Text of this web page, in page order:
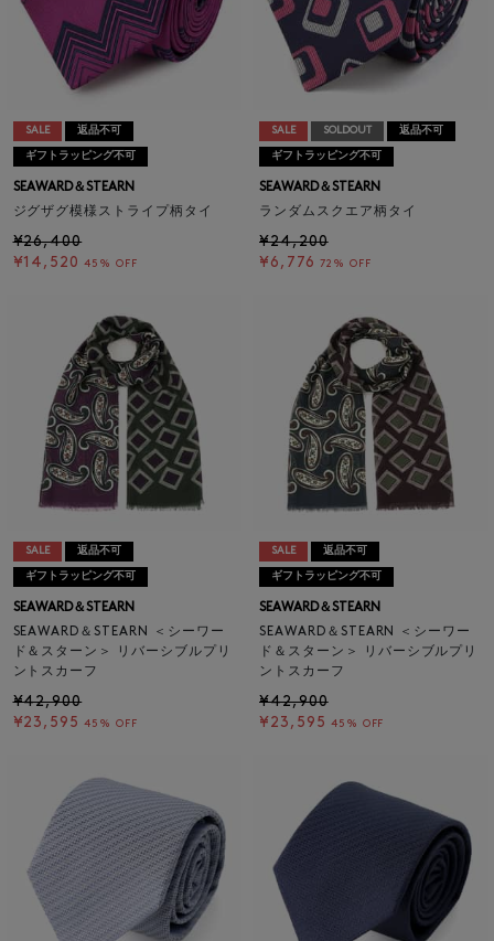
SALE 返品不可
ギフトラッピング不可
SEAWARD＆STEARN
ジグザグ模様ストライプ柄タイ
¥26,400
¥14,520 45% OFF
SALE SOLDOUT 返品不可
ギフトラッピング不可
SEAWARD＆STEARN
ランダムスクエア柄タイ
¥24,200
¥6,776 72% OFF
SALE 返品不可
ギフトラッピング不可
SEAWARD＆STEARN
SEAWARD＆STEARN ＜シーワー
ド＆スターン＞ リバーシブルプリ
ントスカーフ
¥42,900
¥23,595 45% OFF
SALE 返品不可
ギフトラッピング不可
SEAWARD＆STEARN
SEAWARD＆STEARN ＜シーワー
ド＆スターン＞ リバーシブルプリ
ントスカーフ
¥42,900
¥23,595 45% OFF